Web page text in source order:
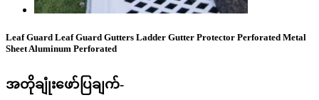
Leaf Guard Leaf Guard Gutters Ladder Gutter Protector Perforated Metal
Sheet Aluminum Perforated
အတိုချုံးဖော်ပြချက်-